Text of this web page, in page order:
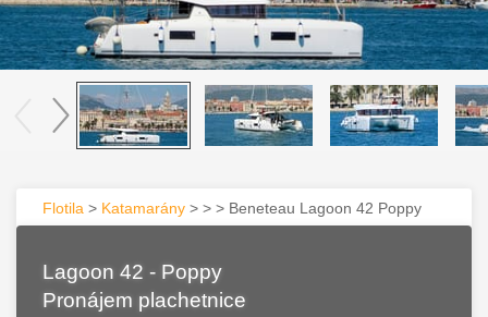
Flotila > Katamarány > > > Beneteau Lagoon 42 Poppy
Lagoon 42 - Poppy
Pronájem plachetnice